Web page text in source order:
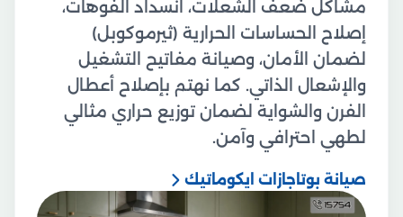
مشاكل ضعف الشعلات، انسداد الفوهات،
إصلاح الحساسات الحرارية (ثيرموكوبل)
لضمان الأمان، وصيانة مفاتيح التشغيل
والإشعال الذاتي. كما نهتم بإصلاح أعطال
الفرن والشواية لضمان توزيع حراري مثالي
لطهي احترافي وآمن.
صيانة بوتاجازات ايكوماتيك